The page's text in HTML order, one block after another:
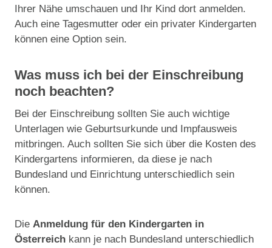
Ihrer Nähe umschauen und Ihr Kind dort anmelden.
Auch eine Tagesmutter oder ein privater Kindergarten
können eine Option sein.
Was muss ich bei der Einschreibung
noch beachten?
Bei der Einschreibung sollten Sie auch wichtige
Unterlagen wie Geburtsurkunde und Impfausweis
mitbringen. Auch sollten Sie sich über die Kosten des
Kindergartens informieren, da diese je nach
Bundesland und Einrichtung unterschiedlich sein
können.
Die Anmeldung für den Kindergarten in
Österreich kann je nach Bundesland unterschiedlich